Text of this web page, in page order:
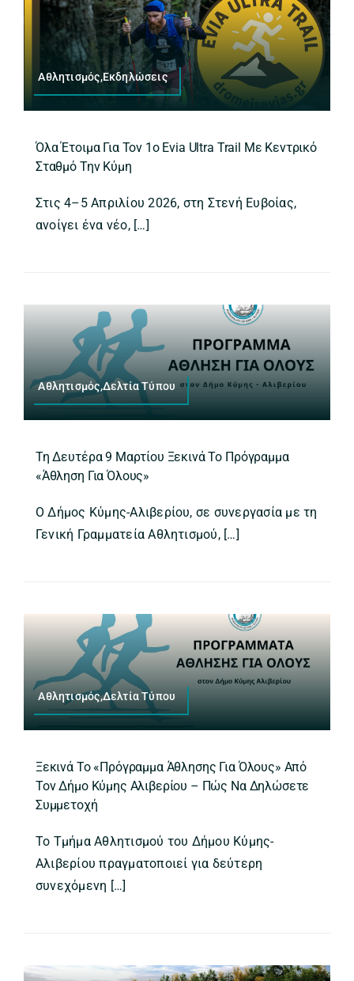
Αθλητισμός,Εκδηλώσεις
Όλα Έτοιμα Για Τον 1ο Evia Ultra Trail Με Κεντρικό
Σταθμό Την Κύμη
Στις 4–5 Απριλίου 2026, στη Στενή Ευβοίας,
ανοίγει ένα νέο, […]
Αθλητισμός,Δελτία Τύπου
Τη Δευτέρα 9 Μαρτίου Ξεκινά Το Πρόγραμμα
«Άθληση Για Όλους»
Ο Δήμος Κύμης-Αλιβερίου, σε συνεργασία με τη
Γενική Γραμματεία Αθλητισμού, […]
Αθλητισμός,Δελτία Τύπου
Ξεκινά Το «Πρόγραμμα Άθλησης Για Όλους» Από
Τον Δήμο Κύμης Αλιβερίου – Πώς Να Δηλώσετε
Συμμετοχή
Το Τμήμα Αθλητισμού του Δήμου Κύμης-
Αλιβερίου πραγματοποιεί για δεύτερη
συνεχόμενη […]